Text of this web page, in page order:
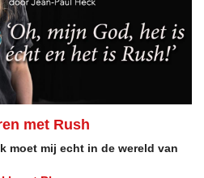
met Rush
moet mij echt in de wereld van